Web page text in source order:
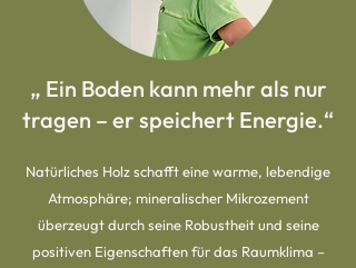
„ Ein Boden kann mehr als nur
tragen – er speichert Energie.“
Natürliches Holz schafft eine warme, lebendige
Atmosphäre; mineralischer Mikrozement
überzeugt durch seine Robustheit und seine
positiven Eigenschaften für das Raumklima –